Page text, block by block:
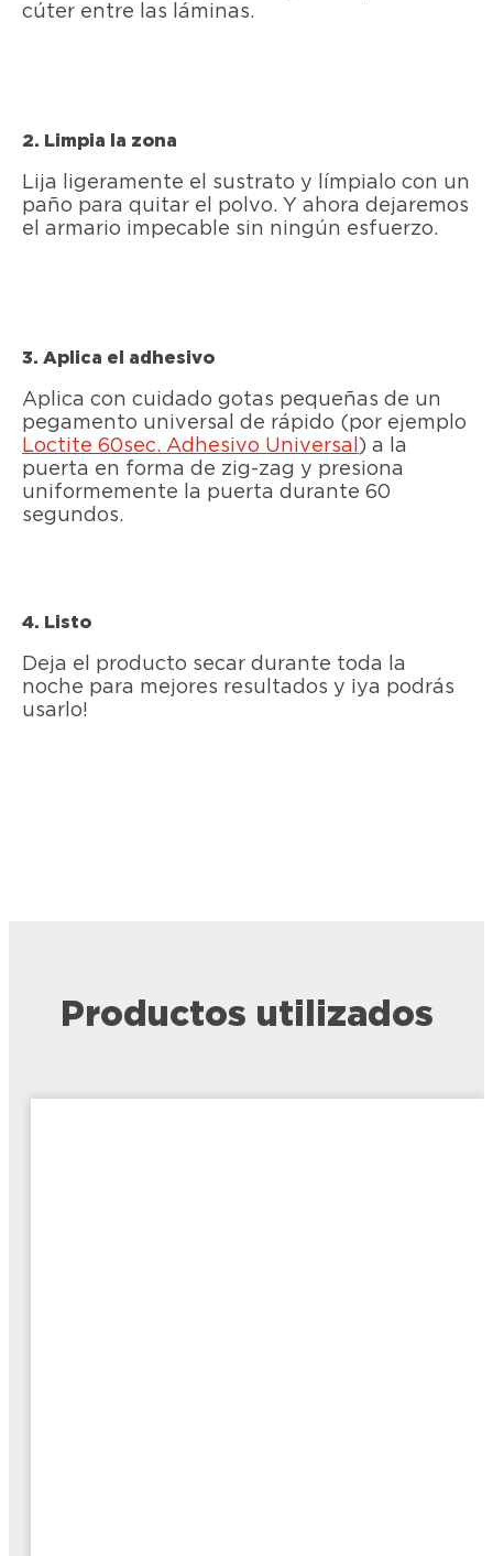
cúter entre las láminas.
2. Limpia la zona
Lija ligeramente el sustrato y límpialo con un
paño para quitar el polvo. Y ahora dejaremos
el armario impecable sin ningún esfuerzo.
3. Aplica el adhesivo
Aplica con cuidado gotas pequeñas de un
pegamento universal de rápido (por ejemplo
Loctite 60sec. Adhesivo Universal ) a la
puerta en forma de zig-zag y presiona
uniformemente la puerta durante 60
segundos.
4. Listo
Deja el producto secar durante toda la
noche para mejores resultados y ¡ya podrás
usarlo!
Productos utilizados